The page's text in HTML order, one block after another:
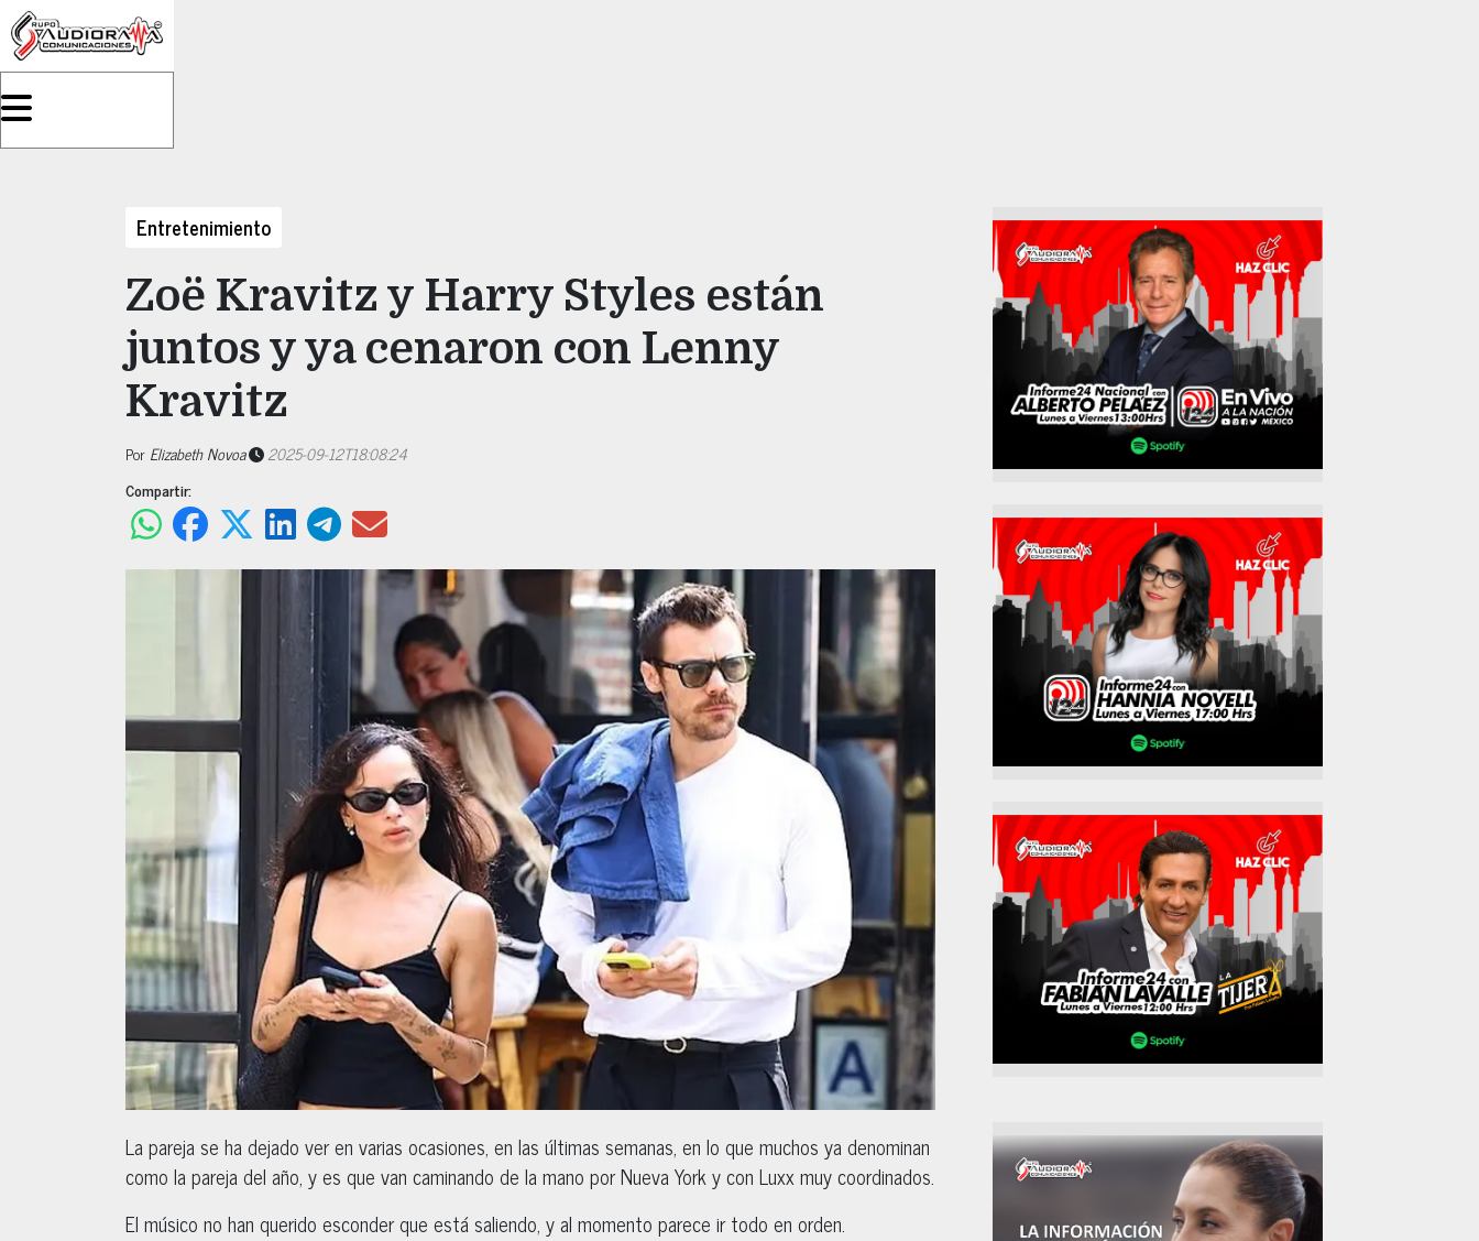
Entretenimiento
Zoë Kravitz y Harry Styles están
juntos y ya cenaron con Lenny
Kravitz
Por Elizabeth Novoa
2025-09-12T18:08:24
Compartir:
La pareja se ha dejado ver en varias ocasiones, en las últimas semanas, en lo que muchos ya denominan
como la pareja del año, y es que van caminando de la mano por Nueva York y con Luxx muy coordinados.
El músico no han querido esconder que está saliendo, y al momento parece ir todo en orden.